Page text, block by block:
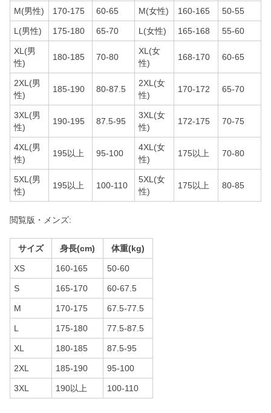
M(男性) 170-175 60-65 M(女性) 160-165 50-55
L(男性) 175-180 65-70 L(女性) 165-168 55-60
XL(男
性)
180-185 70-80
XL(女
性)
168-170 60-65
2XL(男
性)
185-190 80-87.5
2XL(女
性)
170-172 65-70
3XL(男
性)
190-195 87.5-95
3XL(女
性)
172-175 70-75
4XL(男
性)
195以上 95-100
4XL(女
性)
175以上 70-80
5XL(男
性)
195以上 100-110
5XL(女
性)
175以上 80-85
閲覧版・メンズ:
サイズ 身長(cm) 体重(kg)
XS 160-165 50-60
S 165-170 60-67.5
M 170-175 67.5-77.5
L 175-180 77.5-87.5
XL 180-185 87.5-95
2XL 185-190 95-100
3XL 190以上 100-110